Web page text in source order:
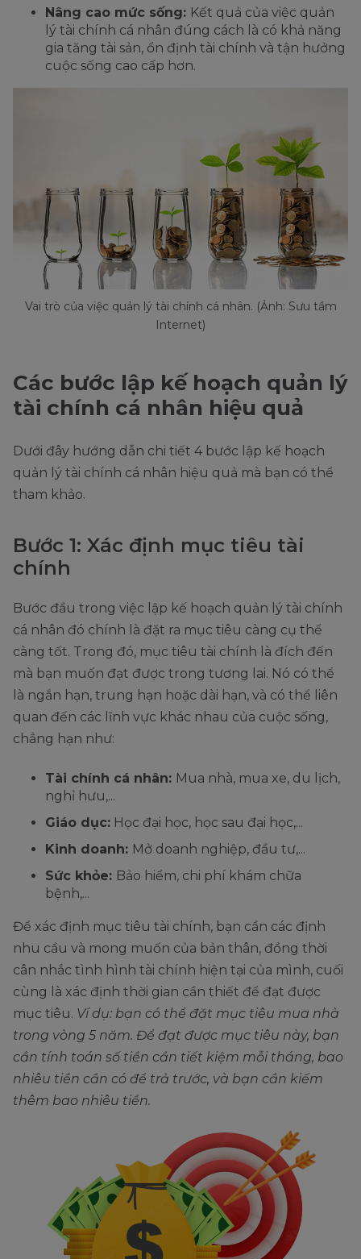
Nâng cao mức sống: Kết quả của việc quản
lý tài chính cá nhân đúng cách là có khả năng
gia tăng tài sản, ổn định tài chính và tận hưởng
cuộc sống cao cấp hơn.
Vai trò của việc quản lý tài chính cá nhân. (Ảnh: Sưu tầm
Internet)
Các bước lập kế hoạch quản lý
tài chính cá nhân hiệu quả
Dưới đây hướng dẫn chi tiết 4 bước lập kế hoạch
quản lý tài chính cá nhân hiệu quả mà bạn có thể
tham khảo.
Bước 1: Xác định mục tiêu tài
chính
Bước đầu trong việc lập kế hoạch quản lý tài chính
cá nhân đó chính là đặt ra mục tiêu càng cụ thể
càng tốt. Trong đó, mục tiêu tài chính là đích đến
mà bạn muốn đạt được trong tương lai. Nó có thể
là ngắn hạn, trung hạn hoặc dài hạn, và có thể liên
quan đến các lĩnh vực khác nhau của cuộc sống,
chẳng hạn như:
Tài chính cá nhân: Mua nhà, mua xe, du lịch,
nghỉ hưu,...
Giáo dục: Học đại học, học sau đại học,...
Kinh doanh: Mở doanh nghiệp, đầu tư,...
Sức khỏe: Bảo hiểm, chi phí khám chữa
bệnh,...
Để xác định mục tiêu tài chính, bạn cần các định
nhu cầu và mong muốn của bản thân, đồng thời
cân nhắc tình hình tài chính hiện tại của mình, cuối
cùng là xác định thời gian cần thiết để đạt được
mục tiêu. Ví dụ: bạn có thể đặt mục tiêu mua nhà
trong vòng 5 năm. Để đạt được mục tiêu này, bạn
cần tính toán số tiền cần tiết kiệm mỗi tháng, bao
nhiêu tiền cần có để trả trước, và bạn cần kiếm
thêm bao nhiêu tiền.